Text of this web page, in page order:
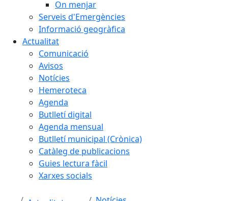
On menjar
Serveis d'Emergències
Informació geogràfica
Actualitat
Comunicació
Avisos
Notícies
Hemeroteca
Agenda
Butlletí digital
Agenda mensual
Butlletí municipal (Crònica)
Catàleg de publicacions
Guies lectura fàcil
Xarxes socials